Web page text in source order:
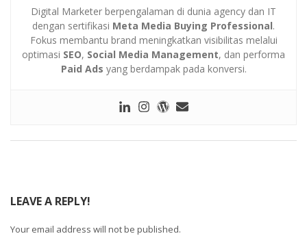
Digital Marketer berpengalaman di dunia agency dan IT
dengan sertifikasi Meta Media Buying Professional.
Fokus membantu brand meningkatkan visibilitas melalui
optimasi SEO, Social Media Management, dan performa
Paid Ads yang berdampak pada konversi.
LEAVE A REPLY!
Your email address will not be published.